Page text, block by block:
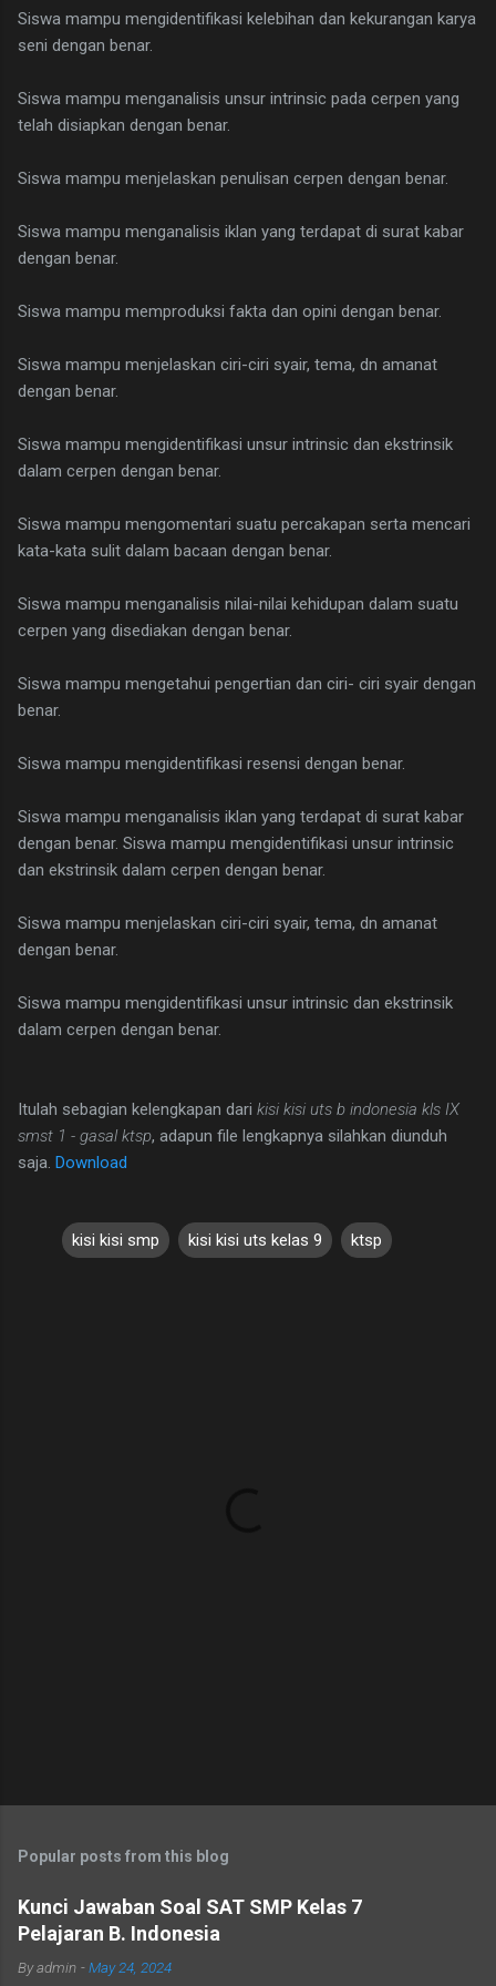
Siswa mampu mengidentifikasi kelebihan dan kekurangan karya
seni dengan benar.
Siswa mampu menganalisis unsur intrinsic pada cerpen yang
telah disiapkan dengan benar.
Siswa mampu menjelaskan penulisan cerpen dengan benar.
Siswa mampu menganalisis iklan yang terdapat di surat kabar
dengan benar.
Siswa mampu memproduksi fakta dan opini dengan benar.
Siswa mampu menjelaskan ciri-ciri syair, tema, dn amanat
dengan benar.
Siswa mampu mengidentifikasi unsur intrinsic dan ekstrinsik
dalam cerpen dengan benar.
Siswa mampu mengomentari suatu percakapan serta mencari
kata-kata sulit dalam bacaan dengan benar.
Siswa mampu menganalisis nilai-nilai kehidupan dalam suatu
cerpen yang disediakan dengan benar.
Siswa mampu mengetahui pengertian dan ciri- ciri syair dengan
benar.
Siswa mampu mengidentifikasi resensi dengan benar.
Siswa mampu menganalisis iklan yang terdapat di surat kabar
dengan benar. Siswa mampu mengidentifikasi unsur intrinsic
dan ekstrinsik dalam cerpen dengan benar.
Siswa mampu menjelaskan ciri-ciri syair, tema, dn amanat
dengan benar.
Siswa mampu mengidentifikasi unsur intrinsic dan ekstrinsik
dalam cerpen dengan benar.
Itulah sebagian kelengkapan dari kisi kisi uts b indonesia kls IX
smst 1 - gasal ktsp, adapun file lengkapnya silahkan diunduh
saja. Download
kisi kisi smp kisi kisi uts kelas 9 ktsp
Popular posts from this blog
Kunci Jawaban Soal SAT SMP Kelas 7
Pelajaran B. Indonesia
Byadmin -May 24, 2024